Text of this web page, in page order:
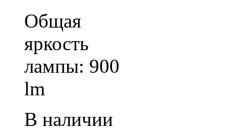
Общая
яркость
лампы: 900
lm
В наличии